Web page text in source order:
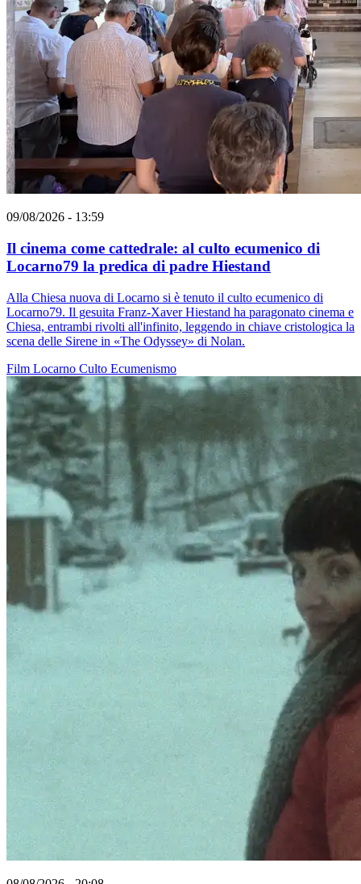
09/08/2026 - 13:59
Il cinema come cattedrale: al culto ecumenico di
Locarno79 la predica di padre Hiestand
Alla Chiesa nuova di Locarno si è tenuto il culto ecumenico di
Locarno79. Il gesuita Franz-Xaver Hiestand ha paragonato cinema e
Chiesa, entrambi rivolti all'infinito, leggendo in chiave cristologica la
scena delle Sirene in «The Odyssey» di Nolan.
Film Locarno Culto Ecumenismo